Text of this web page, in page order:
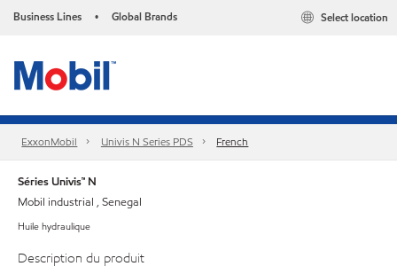
Business Lines • Global Brands Select location
ExxonMobil Univis N Series PDS French
Séries Univis™ N
Mobil industrial , Senegal
Huile hydraulique
Description du produit